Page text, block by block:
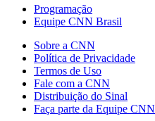
Programação
Equipe CNN Brasil
Sobre a CNN
Política de Privacidade
Termos de Uso
Fale com a CNN
Distribuição do Sinal
Faça parte da Equipe CNN